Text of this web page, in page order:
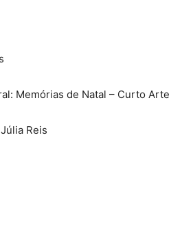
Memórias de Natal – Curto Arte
Reis